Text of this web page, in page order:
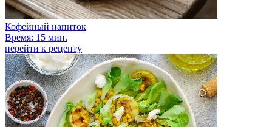
Кофейный напиток
Время: 15 мин.
перейти к рецепту